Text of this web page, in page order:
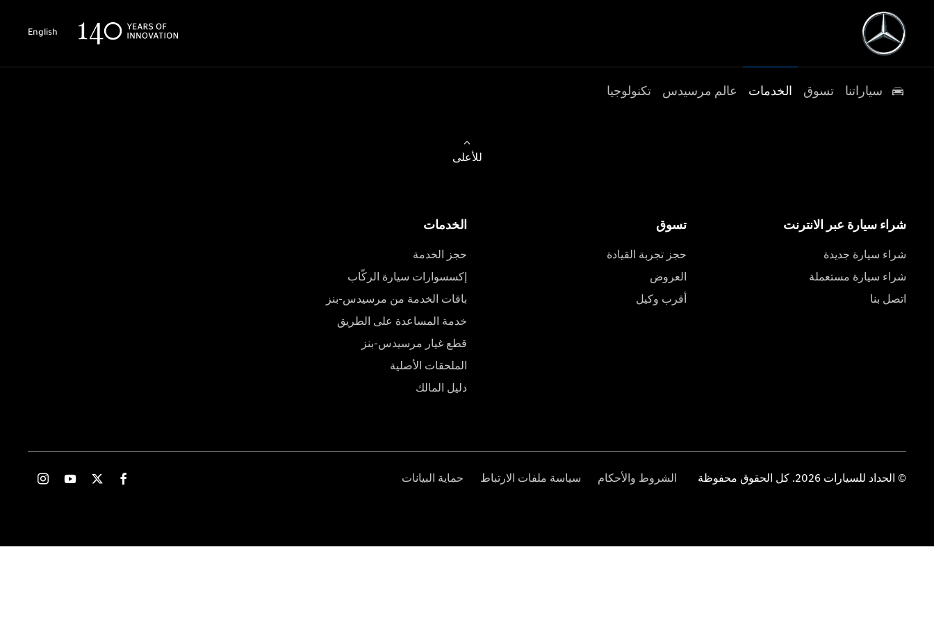
English
سياراتنا تسوق الخدمات عالم مرسيدس تكنولوجيا
للأعلى
شراء سيارة عبر الانترنت
شراء سيارة جديدة
شراء سيارة مستعملة
اتصل بنا
تسوق
حجز تجربة القيادة
العروض
أقرب وكيل
الخدمات
حجز الخدمة
إكسسوارات سيارة الركّاب
باقات الخدمة من مرسيدس-بنز
خدمة المساعدة على الطريق
قطع غيار مرسيدس-بنز
الملحقات الأصلية
دليل المالك
© الحداد للسيارات 2026. كل الحقوق محفوظة الشروط والأحكام سياسة ملفات الارتباط حماية البيانات